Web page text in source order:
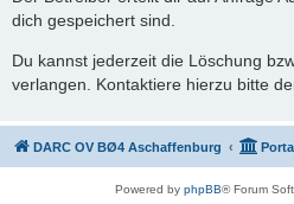
dich gespeichert sind.
Du kannst jederzeit die Löschung
verlangen. Kontaktiere hierzu bitte
DARC OV BØ4 Aschaffenburg
Powered by phpBB® Forum